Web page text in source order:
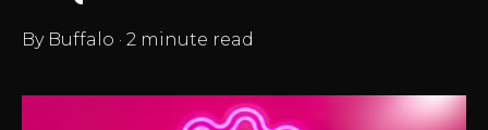
By Buffalo · 2 minute read